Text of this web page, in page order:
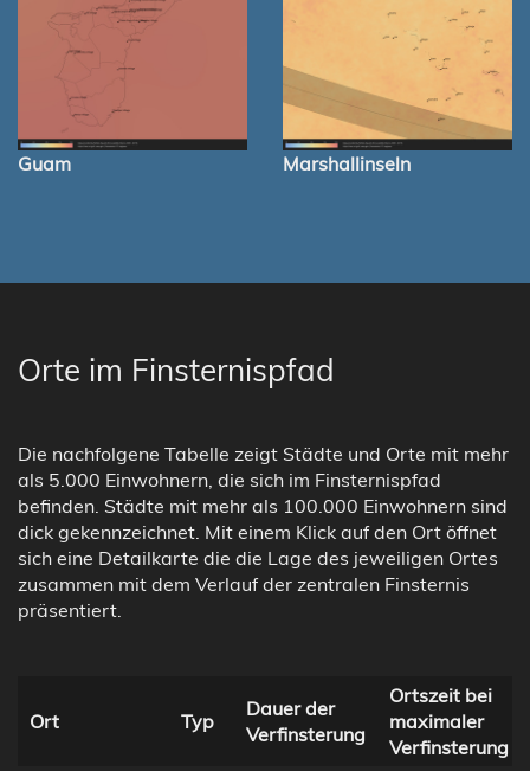
Guam Marshallinseln
Orte im Finsternispfad
Die nachfolgene Tabelle zeigt Städte und Orte mit mehr
als 5.000 Einwohnern, die sich im Finsternispfad
befinden. Städte mit mehr als 100.000 Einwohnern sind
dick gekennzeichnet. Mit einem Klick auf den Ort öffnet
sich eine Detailkarte die die Lage des jeweiligen Ortes
zusammen mit dem Verlauf der zentralen Finsternis
präsentiert.
Ort Typ
Dauer der
Verfinsterung
Ortszeit bei
maximaler
Verfinsterung